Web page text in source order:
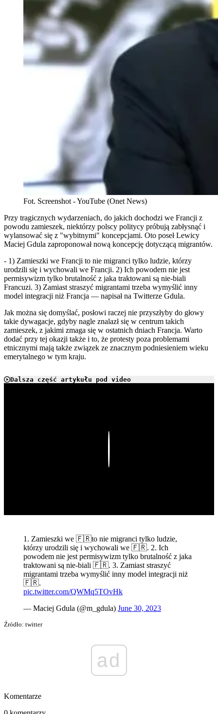
Fot. Screenshot - YouTube (Onet News)
Przy tragicznych wydarzeniach, do jakich dochodzi we Francji z
powodu zamieszek, niektórzy polscy politycy próbują zabłysnąć i
wylansować się z "wybitnymi" koncepcjami. Oto poseł Lewicy
Maciej Gdula zaproponował nową koncepcję dotyczącą migrantów.
- 1) Zamieszki we Francji to nie migranci tylko ludzie, którzy
urodzili się i wychowali we Francji. 2) Ich powodem nie jest
permisywizm tylko brutalność z jaka traktowani są nie-biali
Francuzi. 3) Zamiast straszyć migrantami trzeba wymyślić inny
model integracji niż Francja — napisał na Twitterze Gdula.
Jak można się domyślać, posłowi raczej nie przyszłyby do głowy
takie dywagacje, gdyby nagle znalazł się w centrum takich
zamieszek, z jakimi zmaga się w ostatnich dniach Francja. Warto
dodać przy tej okazji także i to, że protesty poza problemami
etnicznymi mają także związek ze znacznym podniesieniem wieku
emerytalnego w tym kraju.
Dalsza część artykułu pod video
1. Zamieszki we 🇫🇷to nie migranci tylko ludzie,
którzy urodzili się i wychowali we 🇫🇷. 2. Ich
powodem nie jest permisywizm tylko brutalność z jaka
traktowani są nie-biali 🇫🇷. 3. Zamiast straszyć
migrantami trzeba wymyślić inny model integracji niż
🇫🇷.
pic.twitter.com/QWMq5TOvHk
— Maciej Gdula (@m_gdula) June 30, 2023
Źródło: twitter
ad
Komentarze